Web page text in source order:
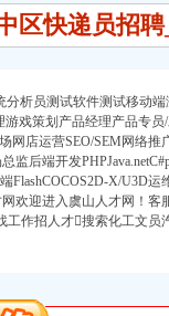
区快递员招聘
析员测试软件测试移动
戏策划产品经理产品专
网店运营SEO/SEM网络
监后端开发
FlashCOCOS2D-X/U3D
欢迎进入虞山人才网！客
工作招人才搜索化工文